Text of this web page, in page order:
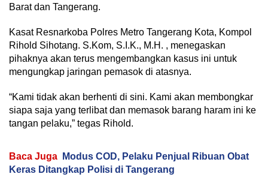
Barat dan Tangerang.
Kasat Resnarkoba Polres Metro Tangerang Kota, Kompol
Rihold Sihotang. S.Kom, S.I.K., M.H. , menegaskan
pihaknya akan terus mengembangkan kasus ini untuk
mengungkap jaringan pemasok di atasnya.
“Kami tidak akan berhenti di sini. Kami akan membongkar
siapa saja yang terlibat dan memasok barang haram ini ke
tangan pelaku,” tegas Rihold.
Baca Juga
Modus COD, Pelaku Penjual Ribuan Obat
Keras Ditangkap Polisi di Tangerang